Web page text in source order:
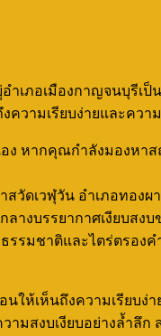
เภอเมืองกาญจนบุรี
วามเรียบง่ายและค
ง หากคุณกำลังมองห
วัดเวฬุวัน อำเภอทอ
งบรรยากาศเงียบส
รมชาติและไตร่ตรอง
ห้เห็นถึงความเรียบ
ามสงบเงียบอย่างล้ำ